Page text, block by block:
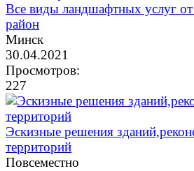
Все виды ландшафтных услуг
район
Минск
30.04.2021
Просмотров:
227
Эскизные решения
территорий
Повсеместно